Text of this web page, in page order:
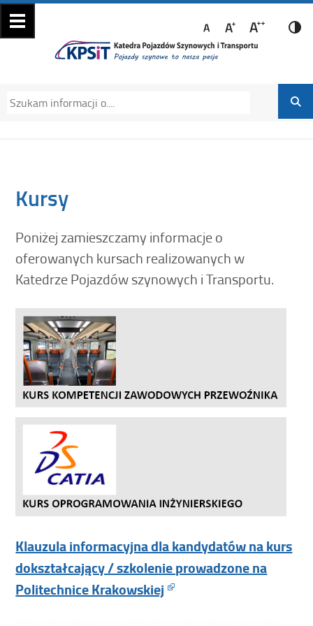
Katedra Pojazdów
Szynowych i
Transportu
Katedra Pojazdów Szynowych i Transportu
Politechniki Krakowskiej na Wydziale
Mechanicznym
Kursy
Poniżej zamieszczamy informacje o
oferowanych kursach realizowanych w
Katedrze Pojazdów szynowych i Transportu.
Klauzula informacyjna dla kandydatów na kurs
dokształcający / szkolenie prowadzone na
Politechnice Krakowskiej